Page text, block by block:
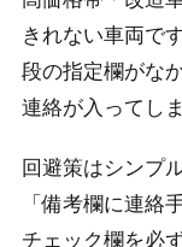
きれない車両で
段の指定欄がな
連絡が入ってし
回避策はシンプ
「備考欄に連絡
チェック欄を必